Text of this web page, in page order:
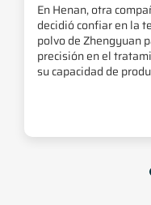
En Henan, otra
decidió confiar en la
polvo de Zhengyuan
precisión en el
su capacidad de